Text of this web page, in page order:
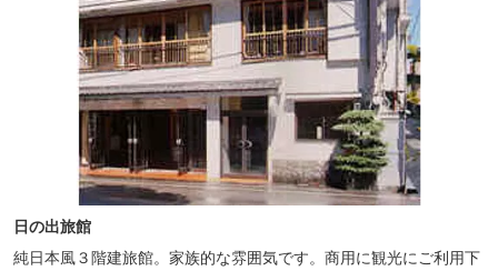
日の出旅館
純日本風３階建旅館。家族的な雰囲気です。商用に観光にご利用下